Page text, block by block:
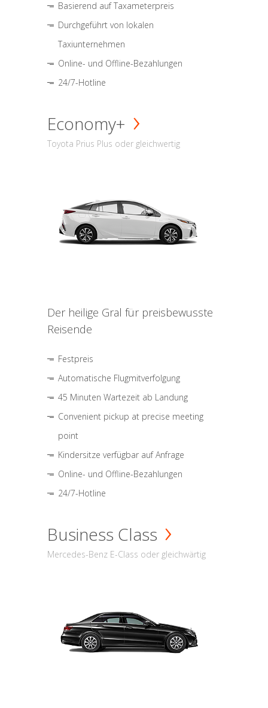
Basierend auf Taxameterpreis
Durchgeführt von lokalen
Taxiunternehmen
Online- und Offline-Bezahlungen
24/7-Hotline
Economy+
Toyota Prius Plus oder gleichwertig
Der heilige Gral für preisbewusste
Reisende
Festpreis
Automatische Flugmitverfolgung
45 Minuten Wartezeit ab Landung
Convenient pickup at precise meeting
point
Kindersitze verfügbar auf Anfrage
Online- und Offline-Bezahlungen
24/7-Hotline
Business Class
Mercedes-Benz E-Class oder gleichwärtig